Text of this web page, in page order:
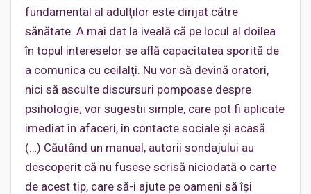
fundamental al adulţilor este dirijat către
sănătate. A mai dat la iveală că pe locul al doilea
în topul intereselor se află capacitatea sporită de
a comunica cu ceilalţi. Nu vor să devină oratori,
nici să asculte discursuri pompoase despre
psihologie; vor sugestii simple, care pot fi aplicate
imediat în afaceri, în contacte sociale şi acasă.
(…) Căutând un manual, autorii sondajului au
descoperit că nu fusese scrisă niciodată o carte
de acest tip, care să-i ajute pe oameni să îşi